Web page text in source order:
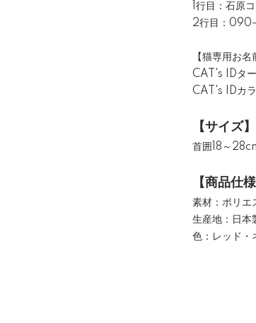
1行目：石原
2行目：
【猫専用お
CAT's IDタ
CAT's IDカ
【サイズ】
首囲18～
【商品仕様
素材：ポリエ
生産地：日本
色：レッド・